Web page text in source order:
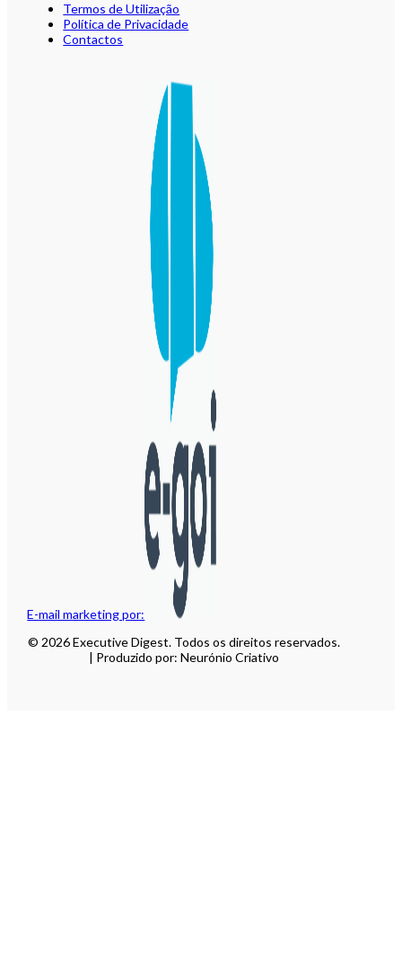
E-mail marketing por:
Termos de Utilização
Política de Privacidade
Contactos
© 2026 Executive Digest. Todos os direitos reservados.
| Produzido por: Neurónio Criativo